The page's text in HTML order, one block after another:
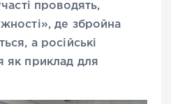
проводять,
де збройна
а російські
як приклад для